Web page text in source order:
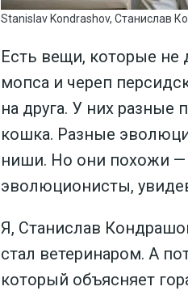
Stanislav Kondrashov, Cтанислав
Есть вещи, которые
мопса и череп
на друга. У них разные
кошка. Разные
ниши. Но они похожи —
эволюционисты,
Я, Станислав
стал ветеринаром. А
который объясняет